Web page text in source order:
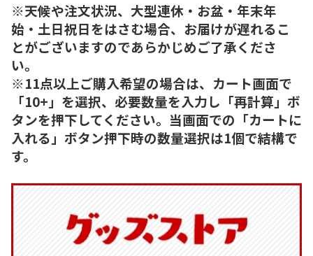
※天候や注文状況、大型連休・お盆・年末年
始・土日祝日をはさむ場合、お届けが遅れるこ
とがございますのであらかじめご了承くださ
い。
※11点以上ご購入希望の場合は、カート画面で
「10+」を選択、必要数量を入力し「再計算」ボ
タンを押下してください。当画面での「カートに
入れる」ボタン押下時の数量選択は1個で結構で
す。